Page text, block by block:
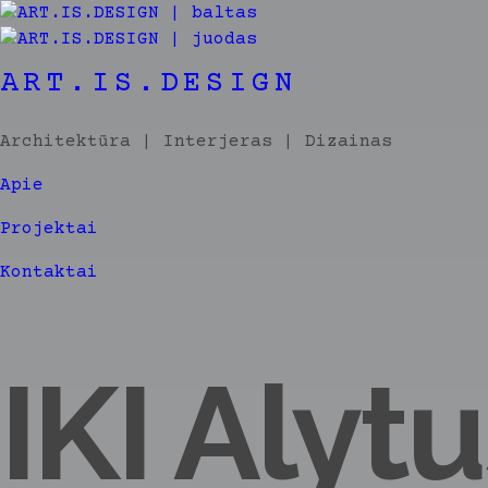
ART.IS.DESIGN
Architektūra | Interjeras | Dizainas
Apie
Projektai
Kontaktai
IKI